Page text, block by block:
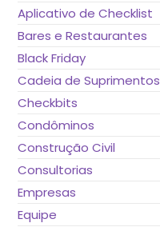
Aplicativo de Checklist
Bares e Restaurantes
Black Friday
Cadeia de Suprimentos
Checkbits
Condôminos
Construção Civil
Consultorias
Empresas
Equipe